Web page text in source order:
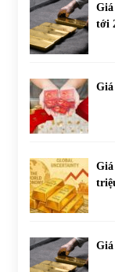
Giá
tới
Giá